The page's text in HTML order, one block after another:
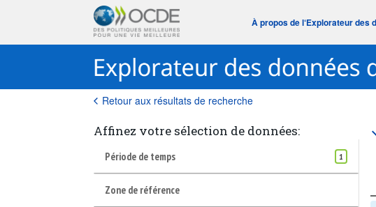
À propos de l‘Explorateur des
Retour aux résultats de recherche
Affinez votre sélection de données:
Période de temps 1
Zone de référence